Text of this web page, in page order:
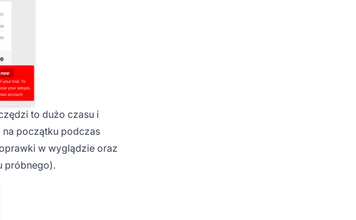
to dużo czasu i
początku podczas
w wyglądzie oraz
próbnego).